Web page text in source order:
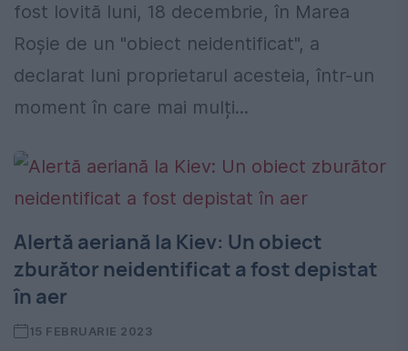
fost lovită luni, 18 decembrie, în Marea
Roșie de un "obiect neidentificat", a
declarat luni proprietarul acesteia, într-un
moment în care mai mulți...
Alertă aeriană la Kiev: Un obiect
zburător neidentificat a fost depistat
în aer
15 FEBRUARIE 2023